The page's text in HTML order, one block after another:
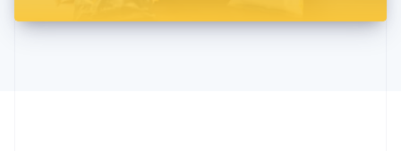
Litouwen